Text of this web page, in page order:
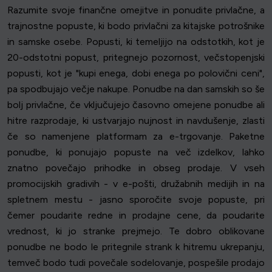
Razumite svoje finančne omejitve in ponudite privlačne, a
trajnostne popuste, ki bodo privlačni za kitajske potrošnike
in samske osebe. Popusti, ki temeljijo na odstotkih, kot je
20-odstotni popust, pritegnejo pozornost, večstopenjski
popusti, kot je "kupi enega, dobi enega po polovični ceni",
pa spodbujajo večje nakupe. Ponudbe na dan samskih so še
bolj privlačne, če vključujejo časovno omejene ponudbe ali
hitre razprodaje, ki ustvarjajo nujnost in navdušenje, zlasti
če so namenjene platformam za e-trgovanje. Paketne
ponudbe, ki ponujajo popuste na več izdelkov, lahko
znatno povečajo prihodke in obseg prodaje. V vseh
promocijskih gradivih - v e-pošti, družabnih medijih in na
spletnem mestu - jasno sporočite svoje popuste, pri
čemer poudarite redne in prodajne cene, da poudarite
vrednost, ki jo stranke prejmejo. Te dobro oblikovane
ponudbe ne bodo le pritegnile strank k hitremu ukrepanju,
temveč bodo tudi povečale sodelovanje, pospešile prodajo